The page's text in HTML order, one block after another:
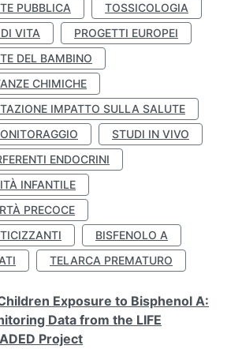
PUBBLICA
TOSSICOLOGIA
VITA
PROGETTI EUROPEI
DEL BAMBINO
CHIMICHE
IMPATTO SULLA SALUTE
STUDI IN VIVO
ENDOCRINI
INFANTILE
PRECOCE
BISFENOLO A
TELARCA PREMATURO
Exposure to Bisphenol A:
Data from the LIFE
Project